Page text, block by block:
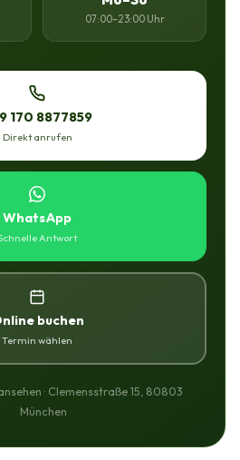
07:00–23:00 Uhr
170 8877859
Direkt anrufen
WhatsApp
Antwort
buchen
Termin wählen
· Clemensstraße 15, 80803
München